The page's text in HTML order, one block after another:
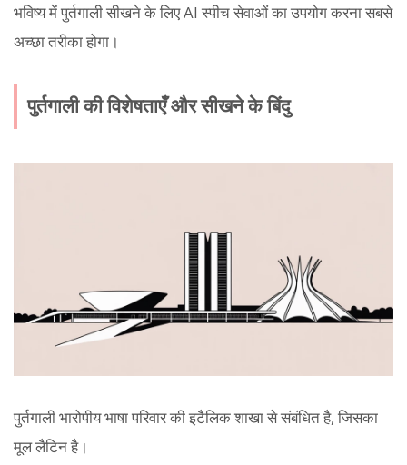
भविष्य में पुर्तगाली सीखने के लिए AI स्पीच सेवाओं का उपयोग करना सबसे
अच्छा तरीका होगा।
पुर्तगाली की विशेषताएँ और सीखने के बिंदु
पुर्तगाली भारोपीय भाषा परिवार की इटैलिक शाखा से संबंधित है, जिसका
मूल लैटिन है।